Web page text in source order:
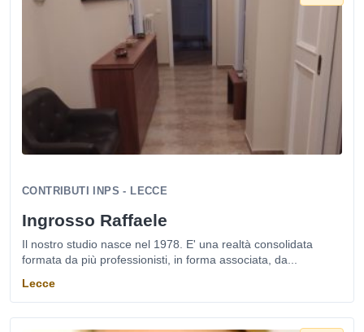
CONTRIBUTI INPS - LECCE
Ingrosso Raffaele
Il nostro studio nasce nel 1978. E' una realtà consolidata
formata da più professionisti, in forma associata, da...
Lecce